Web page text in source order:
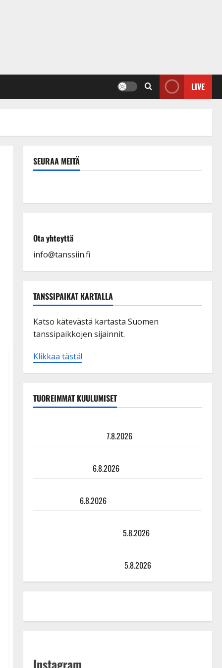
LIVE
SEURAA MEITÄ
Ota yhteyttä
info@tanssiin.fi
TANSSIPAIKAT KARTALLA
Katso kätevästä kartasta Suomen
tanssipaikkojen sijainnit.
Klikkaa tästä!
TUOREIMMAT KUULUMISET
7.8.2026
6.8.2026
6.8.2026
5.8.2026
5.8.2026
Instagram